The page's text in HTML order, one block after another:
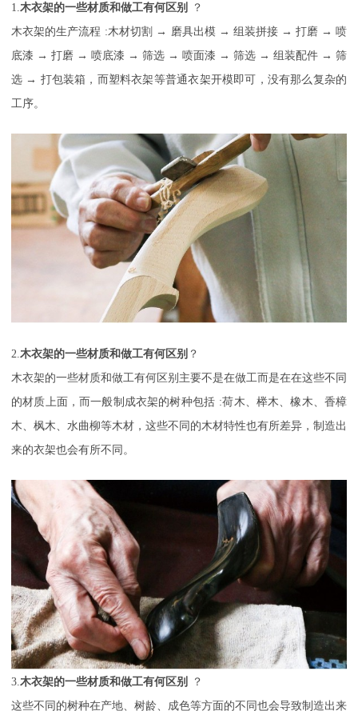
1. 木衣架的一些材质和做工有何区别
？
木衣架的生产流程 :木材切割 → 磨具出模 → 组装拼接 → 打磨 → 喷
底漆 → 打磨 → 喷底漆 → 筛选 → 喷面漆 → 筛选 → 组装配件 → 筛
选 → 打包装箱，而塑料衣架等普通衣架开模即可，没有那么复杂的
工序。
2. 木衣架的一些材质和做工有何区别 ？
木衣架的一些材质和做工有何区别主要不是在做工而是在在这些不同
的材质上面，而一般制成衣架的树种包括 :荷木、榉木、橡木、香樟
木、枫木、水曲柳等木材，这些不同的木材特性也有所差异，制造出
来的衣架也会有所不同。
3. 木衣架的一些材质和做工有何区别
？
这些不同的树种在产地、树龄、成色等方面的不同也会导致制造出来